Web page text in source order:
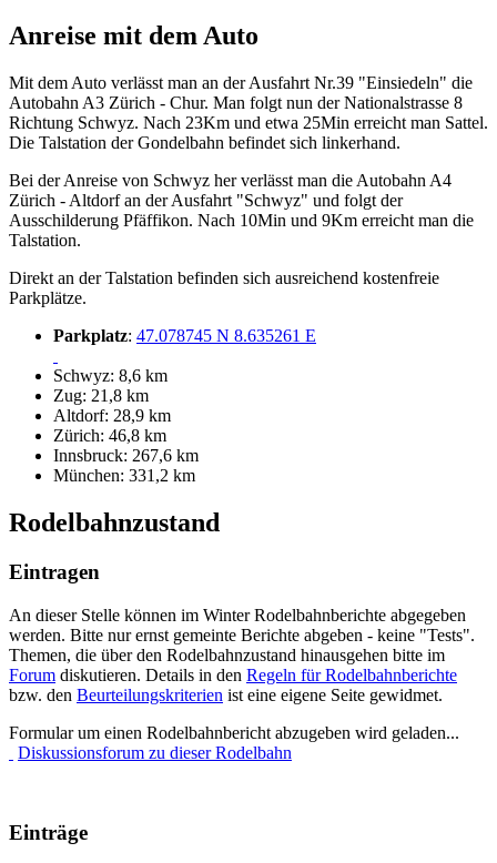
Anreise mit dem Auto
Mit dem Auto verlässt man an der Ausfahrt Nr.39 "Einsiedeln" die
Autobahn A3 Zürich - Chur. Man folgt nun der Nationalstrasse 8
Richtung Schwyz. Nach 23Km und etwa 25Min erreicht man Sattel.
Die Talstation der Gondelbahn befindet sich linkerhand.
Bei der Anreise von Schwyz her verlässt man die Autobahn A4
Zürich - Altdorf an der Ausfahrt "Schwyz" und folgt der
Ausschilderung Pfäffikon. Nach 10Min und 9Km erreicht man die
Talstation.
Direkt an der Talstation befinden sich ausreichend kostenfreie
Parkplätze.
Parkplatz: 47.078745 N 8.635261 E
Schwyz: 8,6 km
Zug: 21,8 km
Altdorf: 28,9 km
Zürich: 46,8 km
Innsbruck: 267,6 km
München: 331,2 km
Rodelbahnzustand
Eintragen
An dieser Stelle können im Winter Rodelbahnberichte abgegeben
werden. Bitte nur ernst gemeinte Berichte abgeben - keine "Tests".
Themen, die über den Rodelbahnzustand hinausgehen bitte im
Forum diskutieren. Details in den Regeln für Rodelbahnberichte
bzw. den Beurteilungskriterien ist eine eigene Seite gewidmet.
Formular um einen Rodelbahnbericht abzugeben wird geladen...
Diskussionsforum zu dieser Rodelbahn
Einträge